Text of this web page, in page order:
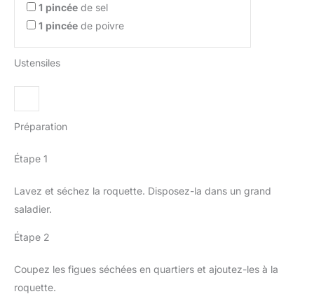
1 pincée de sel
1 pincée de poivre
Ustensiles
Préparation
Étape 1
Lavez et séchez la roquette. Disposez-la dans un grand
saladier.
Étape 2
Coupez les figues séchées en quartiers et ajoutez-les à la
roquette.